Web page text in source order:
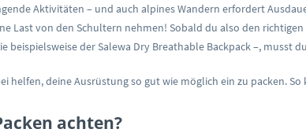
Aktivitäten – und auch alpines Wandern erfordert
Last von den Schultern nehmen! Sobald du also den
beispielsweise der Salewa Dry Breathable Backpack –, musst
helfen, deine Ausrüstung so gut wie möglich ein zu packen.
achten?